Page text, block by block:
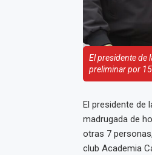
El presidente de
preliminar por
El presidente de
madrugada de
otras 7
club Academia